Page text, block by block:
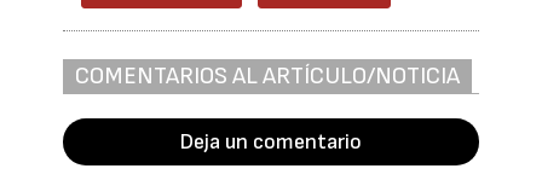
COMENTARIOS AL ARTÍCULO/NOTICIA
Deja un comentario